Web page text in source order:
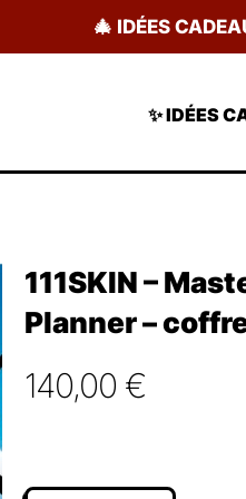
🎄 IDÉES
✨ IDÉES
111SKIN –
Planner –
140,00 €